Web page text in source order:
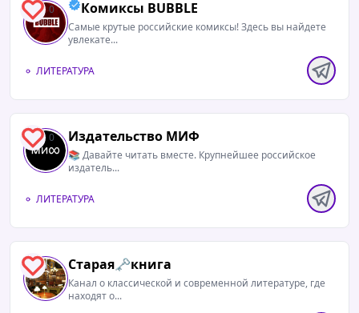
0 Комиксы BUBBLE
Самые крутые российские комиксы! Здесь вы найдете
увлекате...
ЛИТЕРАТУРА
0 Издательство МИФ
📚 Давайте читать вместе. Крупнейшее российское
издатель...
ЛИТЕРАТУРА
0 Старая🗝️книга
Канал о классической и современной литературе, где
находят о...